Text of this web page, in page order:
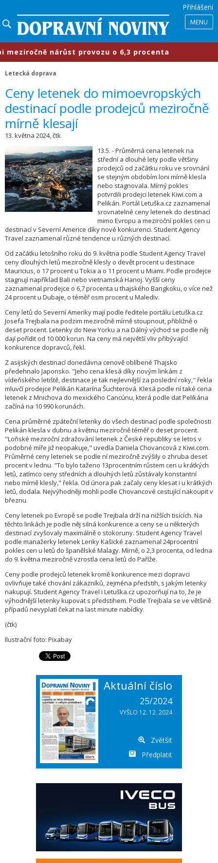
Přihlášení
MENU
nárůst provozu o 6,3 procenta
Letecká doprava
​Ceny letenek do mimoevropských
destinací podle prodejců meziročně
mírně klesají
13. května 2024, čtk
13.5. - Průměrná cena letenek na
střední a dlouhé lety podle většiny
prodejců od začátku roku ve srovnání
se stejným obdobím loni mírně klesla
nebo stagnovala. Mírný pokles
potvrdili prodejci letenek Kiwi.com a
Pelikán. Portál Letuška.cz zaznamenal
srovnatelné ceny letenek do destinací
mimo Evropu a meziroční pokles cen u
destinací v Severní Americe díky nové konkurenci. Student Agency
Travel zaznamenal různé tendence u různých destinací.
Od začátku letošního roku do 9. května podle Student Agency Travel
ceny dlouhých letů meziročně klesly o devět procent u destinace
Mauricius, o 17 procent u Tokia a o 11 procent u Miami. Podle prodejce
stagnují například Bali nebo vietnamská Hanoj. Vyšší ceny
zaznamenal prodejce o 6,7 procenta u thajského Bangkoku, o více než
24 procent u Dubaje, o téměř osm procent u Malediv.
Ceny letů do Severní Ameriky mají podle ředitele portálu Letuška.cz
Josefa Trejbala na podzim meziročně mírně stoupnout, přibližně o
deset procent. Letenky do New Yorku a na Dálný východ se podle něj
dají pořídit od 10 000 korun. Na ceny má největší vliv přibývající
konkurence dopravců, řekl.
Z asijských destinací donedávna cenově oblíbené Thajsko
předehnalo Japonsko. "Jeho cena klesá díky novým linkám z
vídeňského letiště, destinace je tak nejlevnější za poslední roky," řekla
mluvčí prodejce Pelikán Katarína Šuchterová. Klesá podle ní také cena
letenek z Mnichova do mexického Cancúnu, která podle dat Pelikána
začíná na 10 990 korunách.
Cena průměrné zpáteční letenky do všech destinací podle společnosti
Pelikán klesla v dubnu a květnu meziročně téměř o deset procent.
"Loňské meziroční zdražování letenek z České republiky se letos v
podobné míře již neopakuje," uvedla Daniela Chovancová z Kiwi.com.
Průměrné ceny letenek se podle ní meziročně zvýšily o zhruba deset
procent v lednu. "To bylo taženo 13procentním růstem cen u krátkých
letů, zatímco ceny středních a dlouhých letů zůstávaly konstantní
nebo mírně klesly," řekla. Od února pak začaly ceny klesat i u krátkých
letů, dodala. Nejvýhodněji mohli podle Chovancové cestující nakoupit v
březnu.
Ceny letenek po Evropě se podle Trejbala drží na nižších tisících. Na
těchto linkách je podle něj silná konkurence a ceny se u některých
destinací zvyšovaly maximálně o stokoruny. Student Agency Travel
podle manažerky letenek Lenky Kašické zaznamenal 24procentní
pokles cen u letů do španělské Malagy. Mírně, o 2,3 procenta, od ledna
do 9. května meziročně vzrostla cena letů do Paříže.
Ceny podle prodejců letenek kromě konkurence mezi dopravci
ovlivňuje také chování zákazníků, zejména předstih, s jakým letenky
nakupují. Student Agency Travel i Letuška.cz upozorňují na to, že je
výhodnější letenky kupovat s předstihem. Podle Trejbala se ve většině
případů nevyplatí čekat na last minute nabídky.
(čtk)
Ilustrační foto: Pixabay
Aktuální číslo
25/2024
VYŠLO 12. 12. 2024
Zvětšit
Předplatit